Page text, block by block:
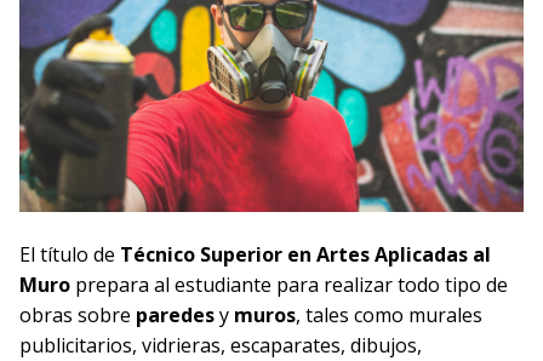
El título de Técnico Superior en Artes Aplicadas al
Muro prepara al estudiante para realizar todo tipo de
obras sobre paredesy muros, tales como murales
publicitarios, vidrieras, escaparates, dibujos,